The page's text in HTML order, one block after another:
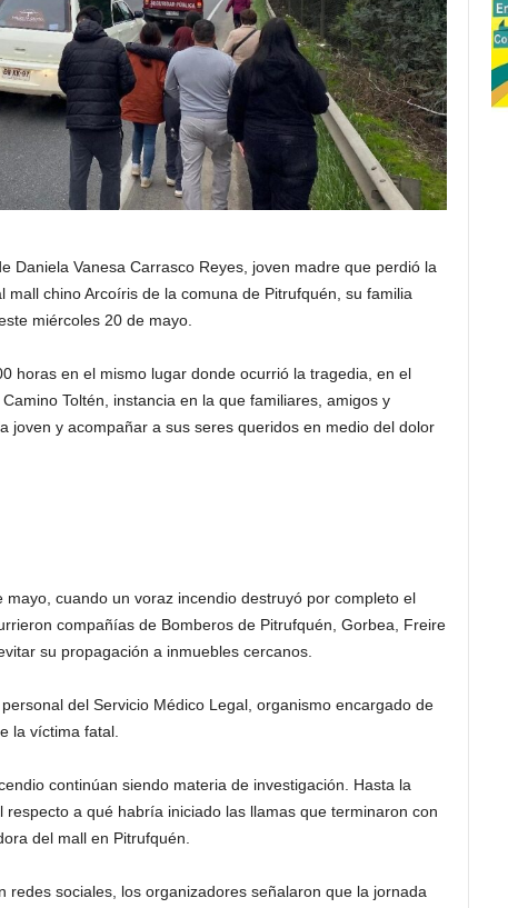
Daniela Vanesa Carrasco Reyes, joven madre que perdió la
mall chino Arcoíris de la comuna de Pitrufquén, su familia
miércoles 20 de mayo.
horas en el mismo lugar donde ocurrió la tragedia, en el
Toltén, instancia en la que familiares, amigos y
joven y acompañar a sus seres queridos en medio del dolor
cuando un voraz incendio destruyó por completo el
compañías de Bomberos de Pitrufquén, Gorbea, Freire
su propagación a inmuebles cercanos.
del Servicio Médico Legal, organismo encargado de
la víctima fatal.
continúan siendo materia de investigación. Hasta la
a qué habría iniciado las llamas que terminaron con
del mall en Pitrufquén.
redes sociales, los organizadores señalaron que la jornada